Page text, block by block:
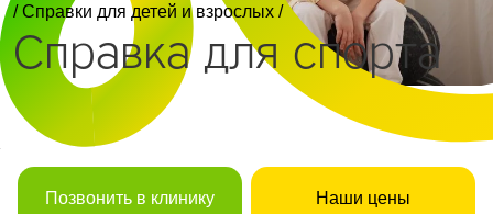
/Справки для детей и взрослых /
Справка для спорта
Позвонить в клинику Наши цены